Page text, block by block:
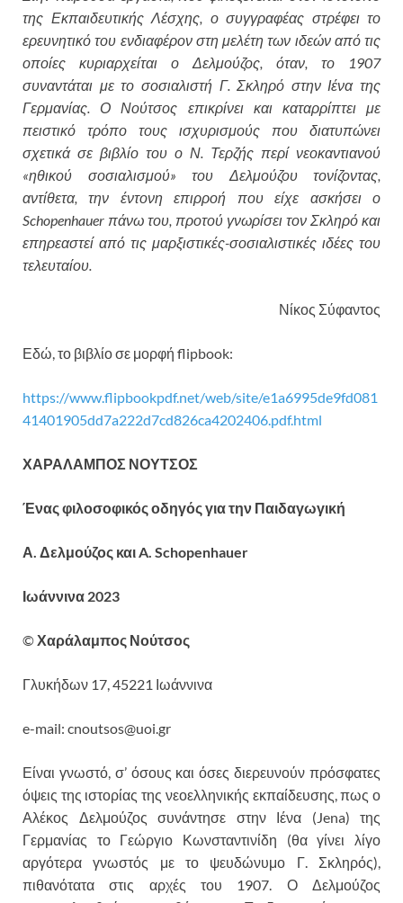
της Εκπαιδευτικής Λέσχης, ο συγγραφέας στρέφει το
ερευνητικό του ενδιαφέρον στη μελέτη των ιδεών από τις
οποίες κυριαρχείται ο Δελμούζος, όταν, το 1907
συναντάται με το σοσιαλιστή Γ. Σκληρό στην Ιένα της
Γερμανίας. Ο Νούτσος επικρίνει και καταρρίπτει με
πειστικό τρόπο τους ισχυρισμούς που διατυπώνει
σχετικά σε βιβλίο του ο Ν. Τερζής περί νεοκαντιανού
«ηθικού σοσιαλισμού» του Δελμούζου τονίζοντας,
αντίθετα, την έντονη επιρροή που είχε ασκήσει ο
Schopenhauer πάνω του, προτού γνωρίσει τον Σκληρό και
επηρεαστεί από τις μαρξιστικές-σοσιαλιστικές ιδέες του
τελευταίου.
Νίκος Σύφαντος
Εδώ, το βιβλίο σε μορφή flipbook:
https://www.flipbookpdf.net/web/site/e1a6995de9fd081
41401905dd7a222d7cd826ca4202406.pdf.html
ΧΑΡΑΛΑΜΠΟΣ ΝΟΥΤΣΟΣ
Ένας φιλοσοφικός οδηγός για την Παιδαγωγική
Α. Δελμούζος και A. Schopenhauer
Ιωάννινα 2023
©Χαράλαμπος Νούτσος
Γλυκήδων 17, 45221 Ιωάννινα
e-mail: cnoutsos@uoi.gr
Είναι γνωστό, σ’ όσους και όσες διερευνούν πρόσφατες
όψεις της ιστορίας της νεοελληνικής εκπαίδευσης, πως ο
Αλέκος Δελμούζος συνάντησε στην Ιένα (Jena) της
Γερμανίας το Γεώργιο Κωνσταντινίδη (θα γίνει λίγο
αργότερα γνωστός με το ψευδώνυμο Γ. Σκληρός),
πιθανότατα στις αρχές του 1907. Ο Δελμούζος